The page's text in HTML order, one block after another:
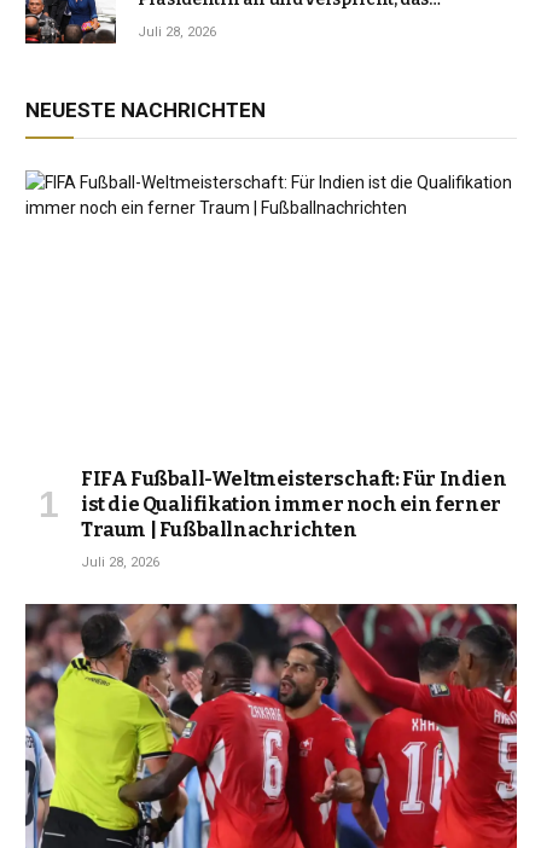
Jahrzehnt der Instabilität zu beenden
Juli 28, 2026
NEUESTE NACHRICHTEN
FIFA Fußball-Weltmeisterschaft: Für Indien
ist die Qualifikation immer noch ein ferner
Traum | Fußballnachrichten
Juli 28, 2026